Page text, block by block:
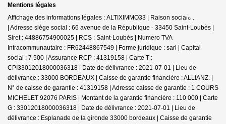
Mentions légales
Affichage des informations légales : ALTIXIMMO33 | Raison sociale : IMMAJE
| Adresse siège social : 66 avenue de la République - 33450 Saint-Loubès |
Siret : 44886754900025 | RCS : Saint-Loubès | Numero TVA
Intracommunautaire : FR62448867549 | Forme juridique : sarl | Capital
social : 7 500 | Assurance RCP : 41319158 | Carte T :
CPI33012018000036318 | Date de délivrance : 2021-07-01 | Lieu de
délivrance : 33000 BORDEAUX | Caisse de garantie financière : ALLIANZ. |
N° de caisse de garantie : 41319158 | Adresse caisse de garantie : 1 COURS
MICHELET 92076 PARIS | Montant de la garantie financière : 110 000 | Carte
G : 33012018000036318 | Date de délivrance : 2021-07-01 | Lieu de
délivrance : Esplanade de la gironde 33000 bordeaux | Caisse de garantie